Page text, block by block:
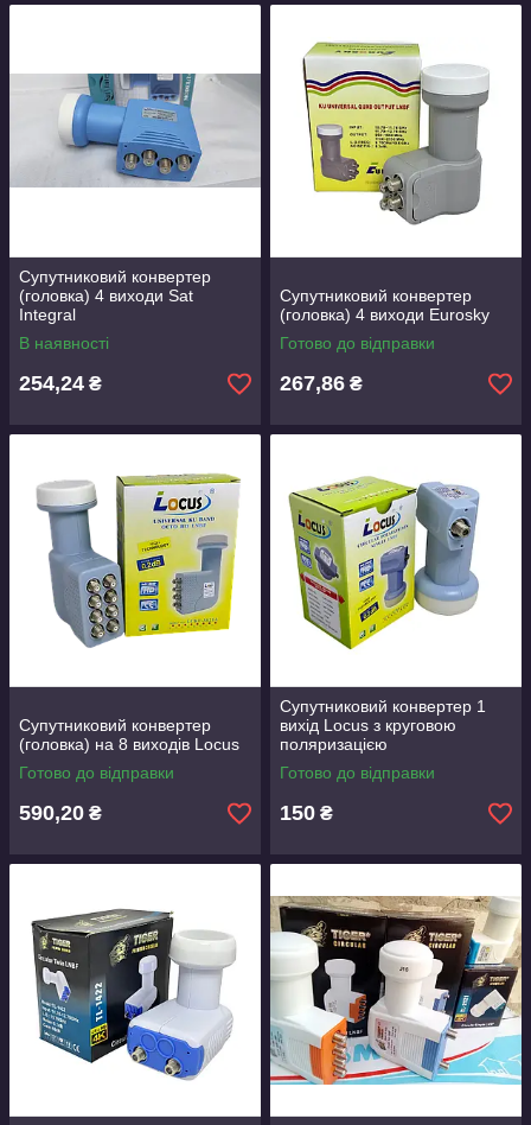
Супутниковий конвертер
(головка) 4 виходи Sat
Integral
В наявності
254,24 ₴
Супутниковий конвертер
(головка) 4 виходи Eurosky
Готово до відправки
267,86 ₴
Супутниковий конвертер
(головка) на 8 виходів Locus
Готово до відправки
590,20 ₴
Супутниковий конвертер 1
вихід Locus з круговою
поляризацією
Готово до відправки
150 ₴